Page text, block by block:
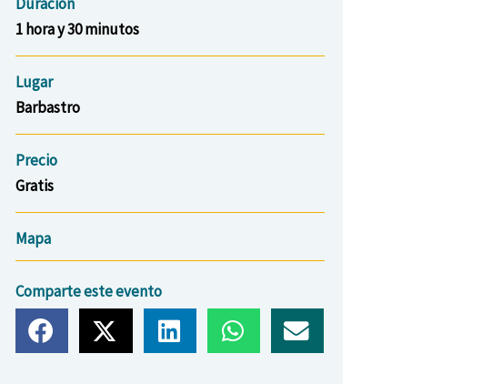
Duración
1 hora y 30 minutos
Lugar
Barbastro
Precio
Gratis
Mapa
Comparte este evento